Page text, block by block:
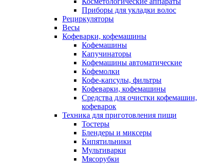
Приборы для укладки волос
Рециркуляторы
Весы
Кофеварки, кофемашины
Кофемашины
Капучинаторы
Кофемашины автоматические
Кофемолки
Кофе-капсулы, фильтры
Кофеварки, кофемашины
Средства для очистки кофемашин,
кофеварок
Техника для приготовления пищи
Тостеры
Блендеры и миксеры
Кипятильники
Мультиварки
Мясорубки